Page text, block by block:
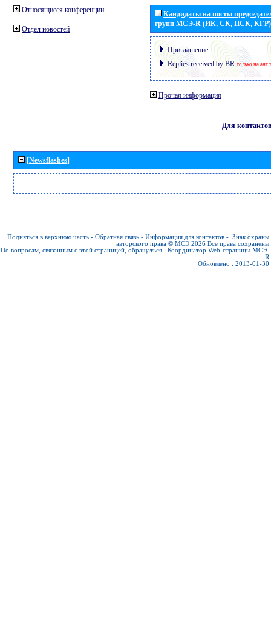
Относящиеся конференции
Отдел новостей
Кандидаты на посты
групп МСЭ-R (ИК, СК, ПСК, КГР)
Приглашение
Replies received by BR только на
Прочая информация
Для контактов
[Newsflashes]
Подняться в верхнюю часть - Обратная связь - Информация для контактов - Знак охраны
авторского права © МСЭ 2026 Все права сохранены
По вопросам, связанным с этой страницей, обращаться : Координатор Web-страницы МСЭ-
R
Обновлено : 2013-01-30